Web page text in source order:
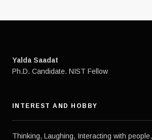
Yalda Saadat
Ph.D. Candidate. NIST Fellow
INTEREST AND HOBBY
Thinking, Laughing, Interacting with